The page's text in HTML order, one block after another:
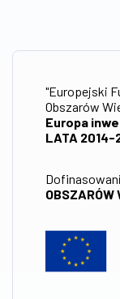
"Europejski
Obszarów
Europa
LATA 2014-
OBSZARÓW